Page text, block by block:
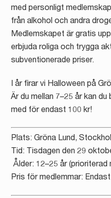
med personligt
från alkohol och andra
Medlemskapet är gratis
erbjuda roliga och trygga
subventionerade priser.
I år firar vi Halloween på
Är du mellan 7–25 år kan
med för endast 100 kr!
Plats: Gröna Lund,
Tid: Tisdagen den 29
Ålder: 12–25 år (prioriterad
Pris för medlemmar: